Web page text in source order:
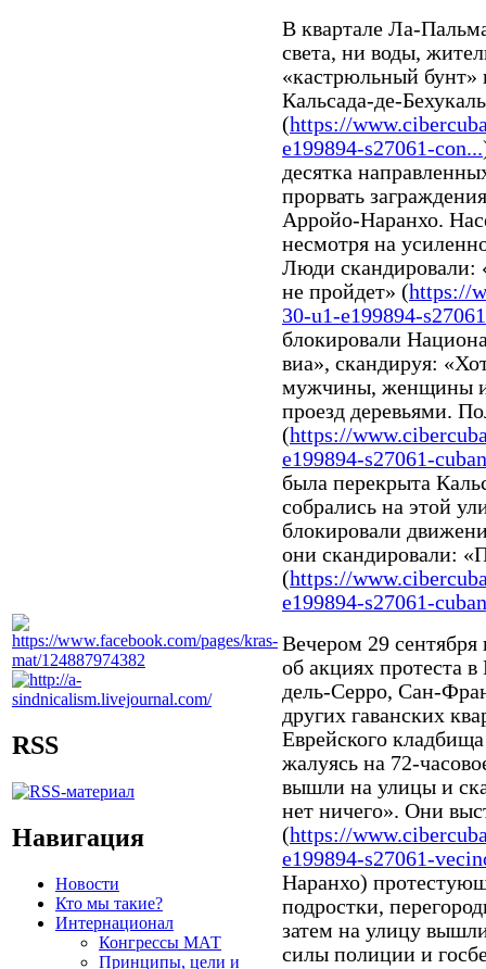
RSS
Навигация
Новости
Кто мы такие?
Интернационал
Конгрессы МАТ
Принципы, цели и
В квартале Ла-
света, ни воды,
«кастрюльный бунт»
Кальсада-де-
(https://
e199894-s27061-con...
десятка
прорвать
Арройо-Наранхо.
несмотря на
Люди скандировали:
не пройдет» (https://
30-u1-e199894-
блокировали
виа», скандируя:
мужчины, женщины и
проезд деревьями.
(https://
e199894-s27061-
была перекрыта
собрались на этой
блокировали
они скандировали:
(https://
e199894-s27061-
Вечером 29
об акциях протеста
дель-Серро, Сан-
других гаванских
Еврейского
жалуясь на 72-
вышли на улицы и
нет ничего». Они
(https://
e199894-s27061-
Наранхо)
подростки,
затем на улицу
силы полиции и